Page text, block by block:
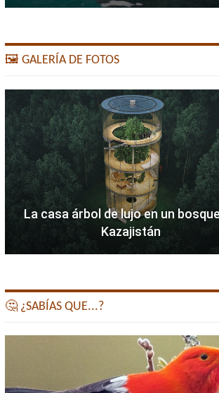
🖼️ GALERÍA DE FOTOS
La casa árbol de lujo en un
Kazajistán
🤔 ¿SABÍAS QUE...?